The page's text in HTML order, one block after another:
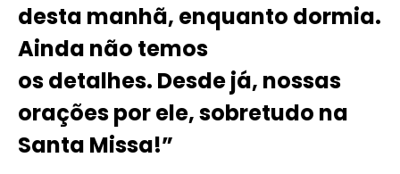
desta manhã, enquanto dormia.
Ainda não temos
os detalhes. Desde já, nossas
orações porele, sobretudo na
Santa Missa!”